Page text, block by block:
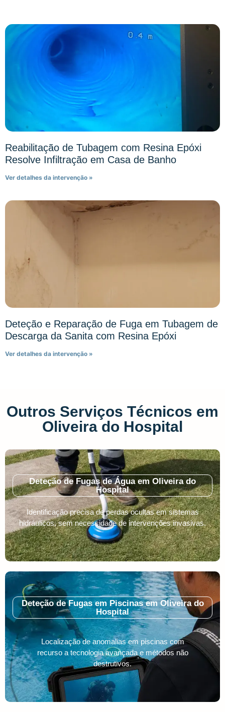
Reabilitação de Tubagem com Resina Epóxi
Resolve Infiltração em Casa de Banho
Ver detalhes da intervenção »
Deteção e Reparação de Fuga em Tubagem de
Descarga da Sanita com Resina Epóxi
Ver detalhes da intervenção »
Outros Serviços Técnicos em
Oliveira do Hospital
Deteção de Fugas de Água em Oliveira do
Hospital
Identificação precisa de perdas ocultas em sistemas
hidráulicos, sem necessidade de intervenções invasivas.
Deteção de Fugas em Piscinas em Oliveira do
Hospital
Localização de anomalias em piscinas com
recurso a tecnologia avançada e métodos não
destrutivos.